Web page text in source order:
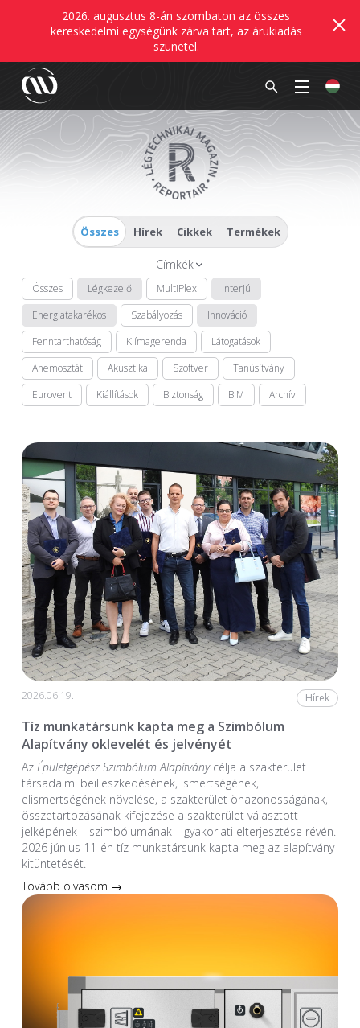
2026. augusztus 8-án szombaton az összes
kereskedelmi egységünk zárva tart, az árukiadás
szünetel.
Összes Hírek Cikkek Termékek
Címkék
Összes Légkezelő MultiPlex
Interjú
Energiatakarékos
Szabályozás
Innováció
Fenntarthatóság
Klímagerenda
Látogatások
Anemosztát
Akusztika Szoftver
Tanúsítvány
Eurovent
Kiállítások Biztonság BIM Archív
2026.06.19. Hírek
Tíz munkatársunk kapta meg a Szimbólum
Alapítvány oklevelét és jelvényét
Az Épületgépész Szimbólum Alapítványcélja a szakterület
társadalmi beilleszkedésének, ismertségének,
elismertségének növelése, a szakterület önazonosságának,
összetartozásának kifejezése a szakterület választott
jelképének – szimbólumának – gyakorlati elterjesztése révén.
2026 június 11-én tíz munkatársunk kapta meg az alapítvány
kitüntetését.
Tovább olvasom →